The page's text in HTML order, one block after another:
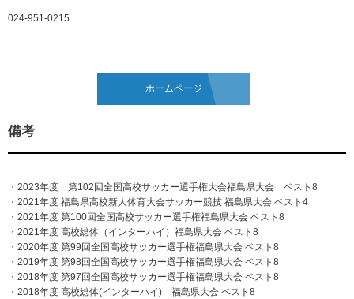
024-951-0215
ホームページ
備考
・2023年度 第102回全国高校サッカー選手権大会福島県大会 ベスト8
・2021年度 福島県高校新人体育大会サッカー競技 福島県大会 ベスト4
・2021年度 第100回全国高校サッカー選手権福島県大会 ベスト8
・2021年度 高校総体（インターハイ）福島県大会 ベスト8
・2020年度 第99回全国高校サッカー選手権福島県大会 ベスト8
・2019年度 第98回全国高校サッカー選手権福島県大会 ベスト8
・2018年度 第97回全国高校サッカー選手権福島県大会 ベスト8
・2018年度 高校総体(インターハイ) 福島県大会 ベスト8